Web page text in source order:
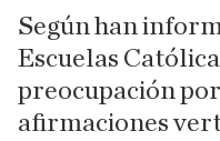
Según han
Escuelas
preocupación
afirmaciones